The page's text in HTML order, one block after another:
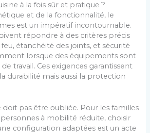
à la fois sûr et pratique ?
et de la fonctionnalité, le
est un impératif incontournable.
répondre à des critères précis
étanchéité des joints, et sécurité
lorsque des équipements sont
travail. Ces exigences garantissent
durabilité mais aussi la protection
doit pas être oubliée. Pour les familles
à mobilité réduite, choisir
configuration adaptées est un acte